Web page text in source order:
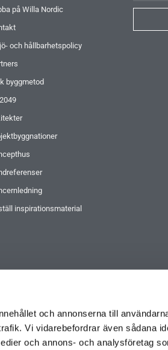
och annonserna till
Vi vidarebefordrar även sådana
och annons- och analysföretag
på Willa Nordic
och hållbarhetspolicy
byggmetod
inspirationsmaterial